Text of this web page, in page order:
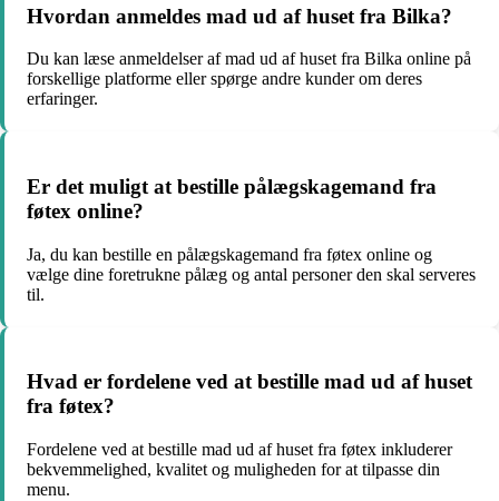
Hvordan anmeldes mad ud af huset fra Bilka?
Du kan læse anmeldelser af mad ud af huset fra Bilka online på
forskellige platforme eller spørge andre kunder om deres
erfaringer.
Er det muligt at bestille pålægskagemand fra
føtex online?
Ja, du kan bestille en pålægskagemand fra føtex online og
vælge dine foretrukne pålæg og antal personer den skal serveres
til.
Hvad er fordelene ved at bestille mad ud af huset
fra føtex?
Fordelene ved at bestille mad ud af huset fra føtex inkluderer
bekvemmelighed, kvalitet og muligheden for at tilpasse din
menu.